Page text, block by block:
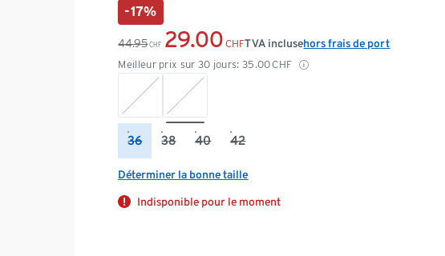
-17%
44.95 CHF 29.00 CHF
Meilleur prix sur 30 jours: 35.00CHF
TVA inclusehors frais de port
36 38 40 42
Déterminer la bonne taille
Indisponible pour le moment